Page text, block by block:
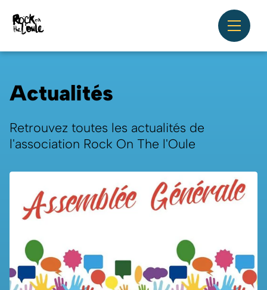
Actualités
Retrouvez toutes les actualités de
l'association Rock On The l'Oule